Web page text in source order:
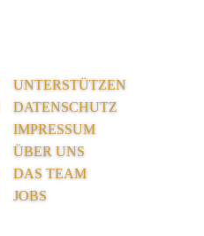
UNTERSTÜTZEN
DATENSCHUTZ
IMPRESSUM
ÜBER UNS
DAS TEAM
JOBS